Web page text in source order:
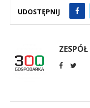
UDOSTĘPNIJ